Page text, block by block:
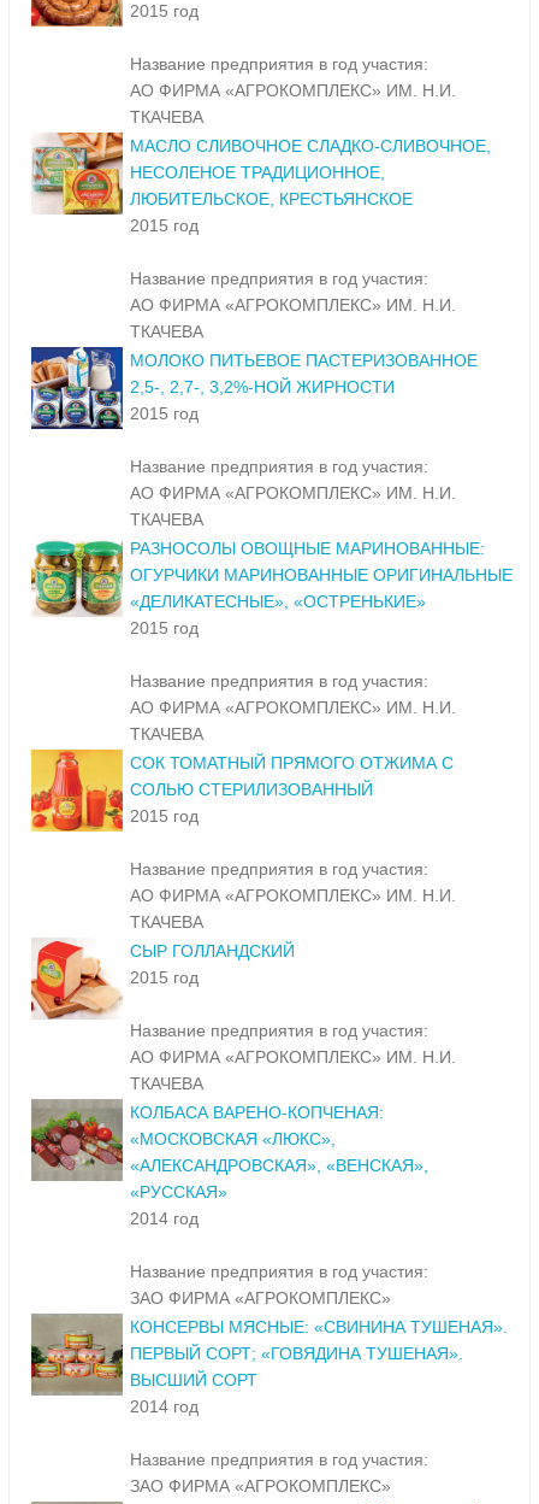
2015 год
Название предприятия в год участия:
АО ФИРМА «АГРОКОМПЛЕКС» ИМ. Н.И.
ТКАЧЕВА
МАСЛО СЛИВОЧНОЕ СЛАДКО-СЛИВОЧНОЕ,
НЕСОЛЕНОЕ ТРАДИЦИОННОЕ,
ЛЮБИТЕЛЬСКОЕ, КРЕСТЬЯНСКОЕ
2015 год
Название предприятия в год участия:
АО ФИРМА «АГРОКОМПЛЕКС» ИМ. Н.И.
ТКАЧЕВА
МОЛОКО ПИТЬЕВОЕ ПАСТЕРИЗОВАННОЕ
2,5-, 2,7-, 3,2%-НОЙ ЖИРНОСТИ
2015 год
Название предприятия в год участия:
АО ФИРМА «АГРОКОМПЛЕКС» ИМ. Н.И.
ТКАЧЕВА
РАЗНОСОЛЫ ОВОЩНЫЕ МАРИНОВАННЫЕ:
ОГУРЧИКИ МАРИНОВАННЫЕ ОРИГИНАЛЬНЫЕ
«ДЕЛИКАТЕСНЫЕ», «ОСТРЕНЬКИЕ»
2015 год
Название предприятия в год участия:
АО ФИРМА «АГРОКОМПЛЕКС» ИМ. Н.И.
ТКАЧЕВА
СОК ТОМАТНЫЙ ПРЯМОГО ОТЖИМА С
СОЛЬЮ СТЕРИЛИЗОВАННЫЙ
2015 год
Название предприятия в год участия:
АО ФИРМА «АГРОКОМПЛЕКС» ИМ. Н.И.
ТКАЧЕВА
СЫР ГОЛЛАНДСКИЙ
2015 год
Название предприятия в год участия:
АО ФИРМА «АГРОКОМПЛЕКС» ИМ. Н.И.
ТКАЧЕВА
КОЛБАСА ВАРЕНО-КОПЧЕНАЯ:
«МОСКОВСКАЯ «ЛЮКС»,
«АЛЕКСАНДРОВСКАЯ», «ВЕНСКАЯ»,
«РУССКАЯ»
2014 год
Название предприятия в год участия:
ЗАО ФИРМА «АГРОКОМПЛЕКС»
КОНСЕРВЫ МЯСНЫЕ: «СВИНИНА ТУШЕНАЯ».
ПЕРВЫЙ СОРТ; «ГОВЯДИНА ТУШЕНАЯ».
ВЫСШИЙ СОРТ
2014 год
Название предприятия в год участия:
ЗАО ФИРМА «АГРОКОМПЛЕКС»